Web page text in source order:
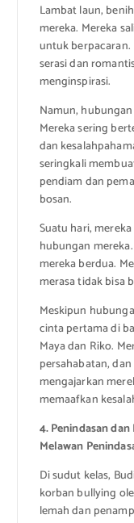
Lambat laun,
mereka. Mereka
untuk berpacaran.
serasi dan
menginspirasi.
Namun,
Mereka sering
dan
seringkali
pendiam dan
bosan.
Suatu hari,
hubungan
mereka berdua.
merasa tidak bisa
Meskipun
cinta pertama di
Maya dan Riko.
persahabatan,
mengajarkan
memaafkan
4. Penindasan
Melawan
Di sudut kelas,
korban bullying
lemah dan